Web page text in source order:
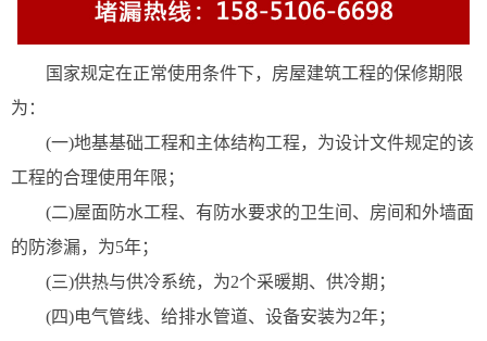
国家规定在正常使用条件下，房屋建筑工程的保修期限
为：
(一)地基基础工程和主体结构工程，为设计文件规定的该
工程的合理使用年限；
(二)屋面防水工程、有防水要求的卫生间、房间和外墙面
的防渗漏，为5年；
(三)供热与供冷系统，为2个采暖期、供冷期；
(四)电气管线、给排水管道、设备安装为2年；